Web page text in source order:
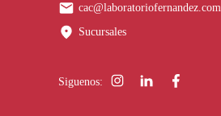
cac@laboratoriofernandez.com
Sucursales
Siguenos: